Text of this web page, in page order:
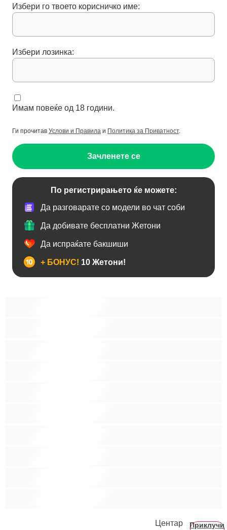
Избери го твоето корисничко име:
Избери лозинка:
Имам повеќе од 18 години.
Ги прочитав Услови и Правила и Политика за Приватност.
Зачленете се
По регистрирањето ќе можете:
Да разговарате со модели во чат соби
Да добивате бесплатни Жетони
Да испраќате бакшиши
+ БОНУС! 10 Жетони!
Центар
Приклучи